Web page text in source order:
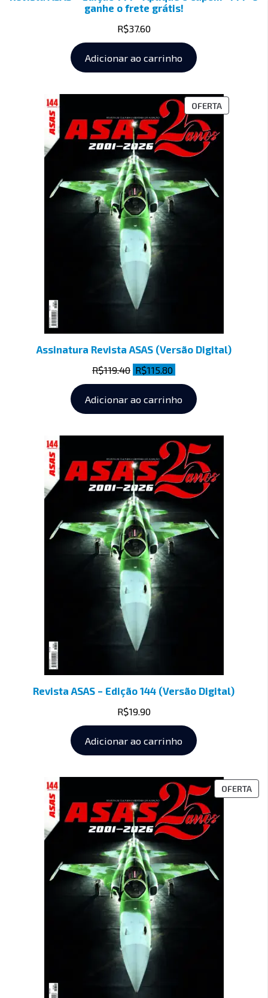
ganhe o frete grátis!
R$37.60
Adicionar ao carrinho
OFERTA
Assinatura Revista ASAS (Versão Digital)
R$119.40 R$115.80
Adicionar ao carrinho
Revista ASAS – Edição 144 (Versão Digital)
R$19.90
Adicionar ao carrinho
OFERTA